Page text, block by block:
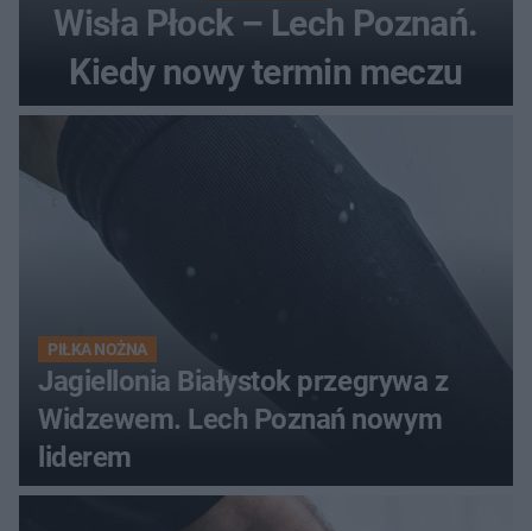
Wisła Płock – Lech Poznań.
Kiedy nowy termin meczu
PIŁKA NOŻNA
Jagiellonia Białystok przegrywa z
Widzewem. Lech Poznań nowym
liderem